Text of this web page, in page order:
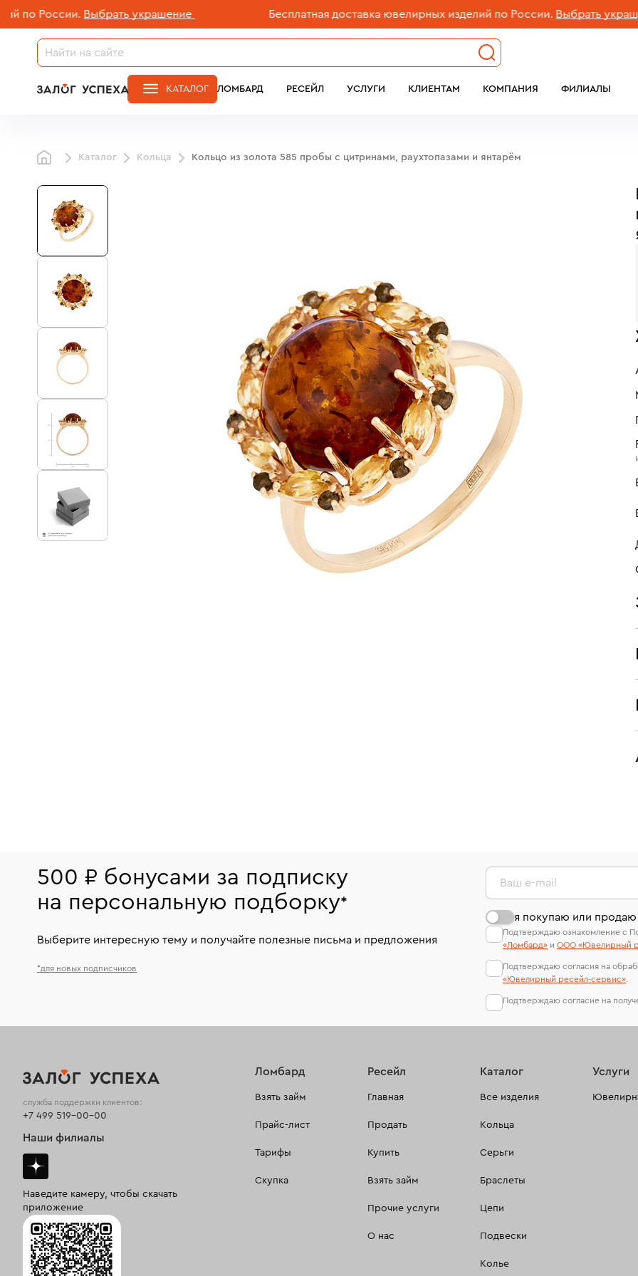
России. Выбрать украшение Бесплатная доставка ювелирных изделий по России. Выбрать украшение
ЛОМБАРД РЕСЕЙЛ УСЛУГИ КЛИЕНТАМ КОМПАНИЯ ФИЛИАЛЫ
КАТАЛОГ
Каталог Кольца Кольцо из золота 585 пробы с цитринами, раухтопазами и янтарём
500 ₽ бонусами за подписку
на персональную подборку*
Выберите интересную тему и получайте полезные письма и предложения
*для новых подписчиков
Ваш e-mail
я покупаю или
Подтверждаю ознакомление с
«Ломбард» и ООО «Ювелирный
Подтверждаю согласия на
«Ювелирный ресейл-сервиc».
Подтверждаю согласие на
Ломбард
Взять займ
Прайс-лист
Тарифы
Скупка
Ресейл
Главная
Продать
Купить
Взять займ
Прочие услуги
О нас
Каталог
Все изделия
Кольца
Серьги
Браслеты
Цепи
Подвески
Колье
Услуги
служба поддержки клиентов:
+7 499 519-00-00
Наши филиалы
Наведите камеру, чтобы скачать
приложение